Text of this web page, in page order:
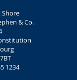
Shore
& Co.
1234